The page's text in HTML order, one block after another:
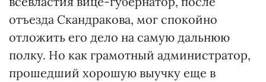
отъезда Скандракова, мог спокойно
отложить его дело на самую дальнюю
полку. Но как грамотный администратор,
прошедший хорошую выучку еще в